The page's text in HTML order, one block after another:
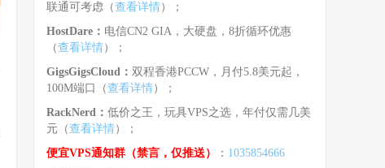
联通可考虑（查看详情）；
HostDare： 电信CN2 GIA，大硬盘，8折循环优惠
（查看详情）；
GigsGigsCloud： 双程香港PCCW，月付5.8美元起，
100M端口（查看详情）；
RackNerd： 低价之王，玩具VPS之选，年付仅需几美
元（查看详情）；
便宜VPS通知群（禁言，仅推送）
： 1035854666